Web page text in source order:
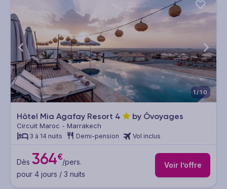
1/10
Hôtel Mia Agafay Resort 4 by Ôvoyages
Circuit Maroc - Marrakech
3 à 14 nuits Demi-pension Vol inclus
Dès 364€/pers.
pour 4 jours / 3 nuits
Voir l’offre